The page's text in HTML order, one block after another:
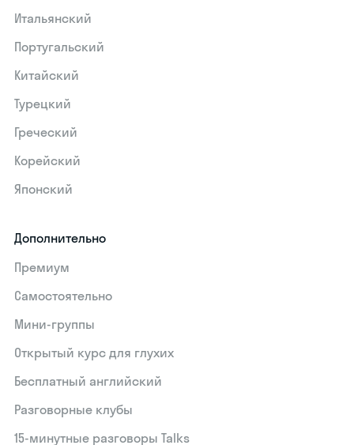
Итальянский
Португальский
Китайский
Турецкий
Греческий
Корейский
Японский
Дополнительно
Премиум
Самостоятельно
Мини-группы
Открытый курс для глухих
Бесплатный английский
Разговорные клубы
15‑минутные разговоры Talks